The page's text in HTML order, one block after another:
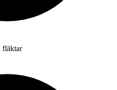
fläktar